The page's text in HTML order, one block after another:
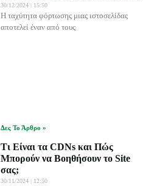
30/12/2024 15:50
Η ταχύτητα φόρτωσης μιας ιστοσελίδας
αποτελεί έναν από τους
Δες Το Άρθρο »
Τι Είναι τα CDNs και Πώς
Μπορούν να Βοηθήσουν το Site
σας;
30/11/2024 12:50